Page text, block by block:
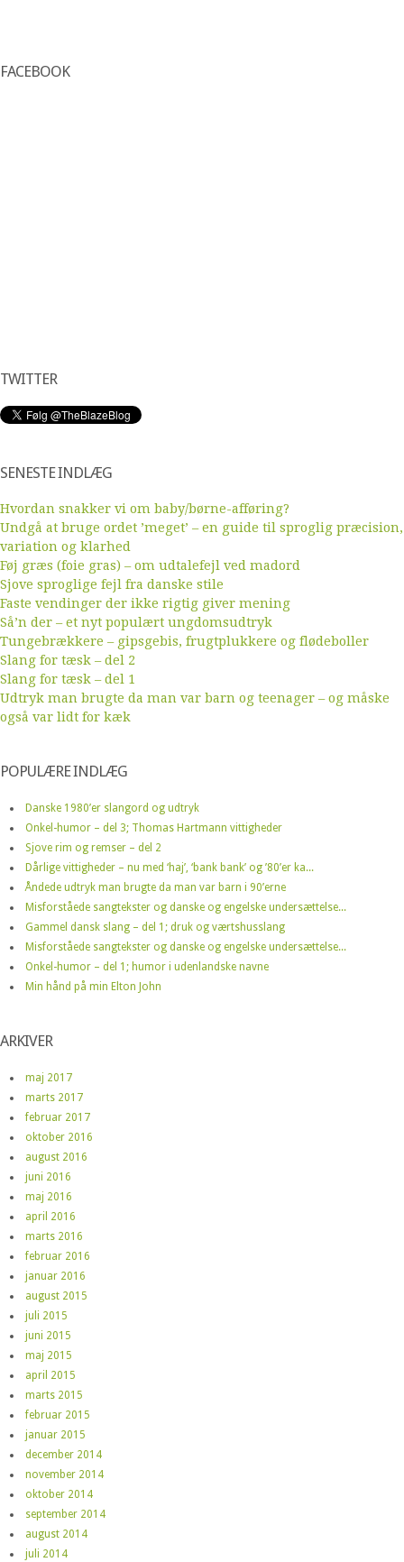
FACEBOOK
TWITTER
SENESTE INDLÆG
Hvordan snakker vi om baby/børne-afføring?
Undgå at bruge ordet ’meget’ – en guide til sproglig præcision,
variation og klarhed
Føj græs (foie gras) – om udtalefejl ved madord
Sjove sproglige fejl fra danske stile
Faste vendinger der ikke rigtig giver mening
Så’n der – et nyt populært ungdomsudtryk
Tungebrækkere – gipsgebis, frugtplukkere og flødeboller
Slang for tæsk – del 2
Slang for tæsk – del 1
Udtryk man brugte da man var barn og teenager – og måske
også var lidt for kæk
POPULÆRE INDLÆG
Danske 1980’er slangord og udtryk
Onkel-humor – del 3; Thomas Hartmann vittigheder
Sjove rim og remser – del 2
Dårlige vittigheder – nu med ‘haj’, ‘bank bank’ og ’80’er ka...
Åndede udtryk man brugte da man var barn i 90’erne
Misforståede sangtekster og danske og engelske undersættelse...
Gammel dansk slang – del 1; druk og værtshusslang
Misforståede sangtekster og danske og engelske undersættelse...
Onkel-humor – del 1; humor i udenlandske navne
Min hånd på min Elton John
ARKIVER
maj 2017
marts 2017
februar 2017
oktober 2016
august 2016
juni 2016
maj 2016
april 2016
marts 2016
februar 2016
januar 2016
august 2015
juli 2015
juni 2015
maj 2015
april 2015
marts 2015
februar 2015
januar 2015
december 2014
november 2014
oktober 2014
september 2014
august 2014
juli 2014